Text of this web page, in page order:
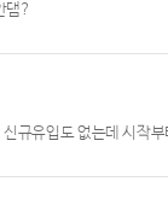
댐?
규유입도 없는데 시작